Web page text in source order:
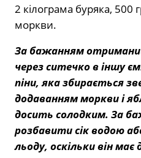
2 кілограма буряка, 500
моркви.
За бажанням
через ситечко в іншу
піни, яка збирається
додаванням моркви і
досить солодким. За
розбавити сік водою
льоду, оскільки він